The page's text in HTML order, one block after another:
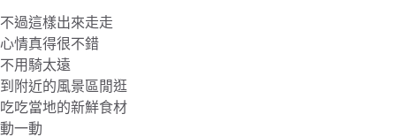
不過這樣出來走走
心情真得很不錯
不用騎太遠
到附近的風景區閒逛
吃吃當地的新鮮食材
動一動